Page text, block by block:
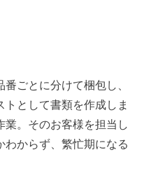
ごとに分けて梱包し、
として書類を作成しま
業。そのお客様を担当し
わからず、繁忙期になる